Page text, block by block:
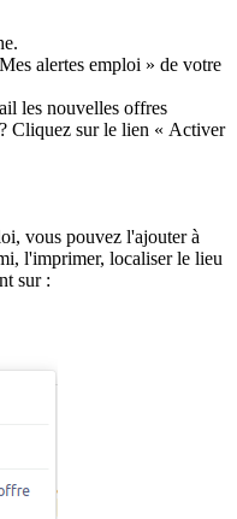
alertes emploi » de votre
les nouvelles offres
Cliquez sur le lien « Activer
vous pouvez l'ajouter à
l'imprimer, localiser le lieu
sur :